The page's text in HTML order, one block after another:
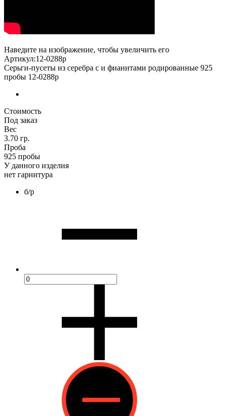
Наведите на изображение, чтобы увеличить его
Артикул:12-0288р
Серьги-пусеты из серебра с и фианитами родированные 925
пробы 12-0288р
Стоимость
Под заказ
Вес
3.70 гр.
Проба
925 пробы
У данного изделия
нет гарнитура
б/р